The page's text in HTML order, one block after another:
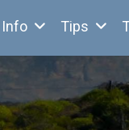
Info Tips